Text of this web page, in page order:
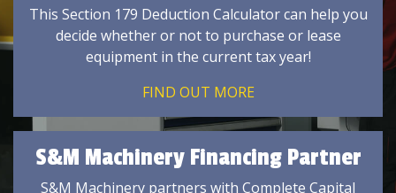
This Section 179 Deduction Calculator can help you
decide whether or not to purchase or lease
equipment in the current tax year!
FIND OUT MORE
S&M Machinery Financing Partner
S&M Machinery partners with Complete Capital